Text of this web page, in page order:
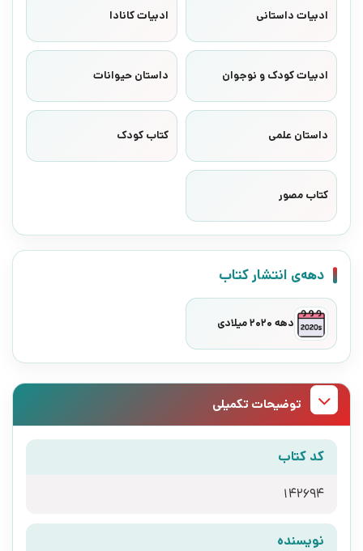
ادبیات داستانی ادبیات کانادا
ادبیات کودک و نوجوان داستان حیوانات
داستان علمی کتاب کودک
کتاب مصور
دهه‌ی انتشار کتاب
دهه 2020 میلادی
توضیحات تکمیلی
کد کتاب
142694
نویسنده